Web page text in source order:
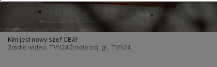
Kim jest nowy szef CBA?
Źródło wideo: TVN24 Źródło zdj. gł.: TVN24